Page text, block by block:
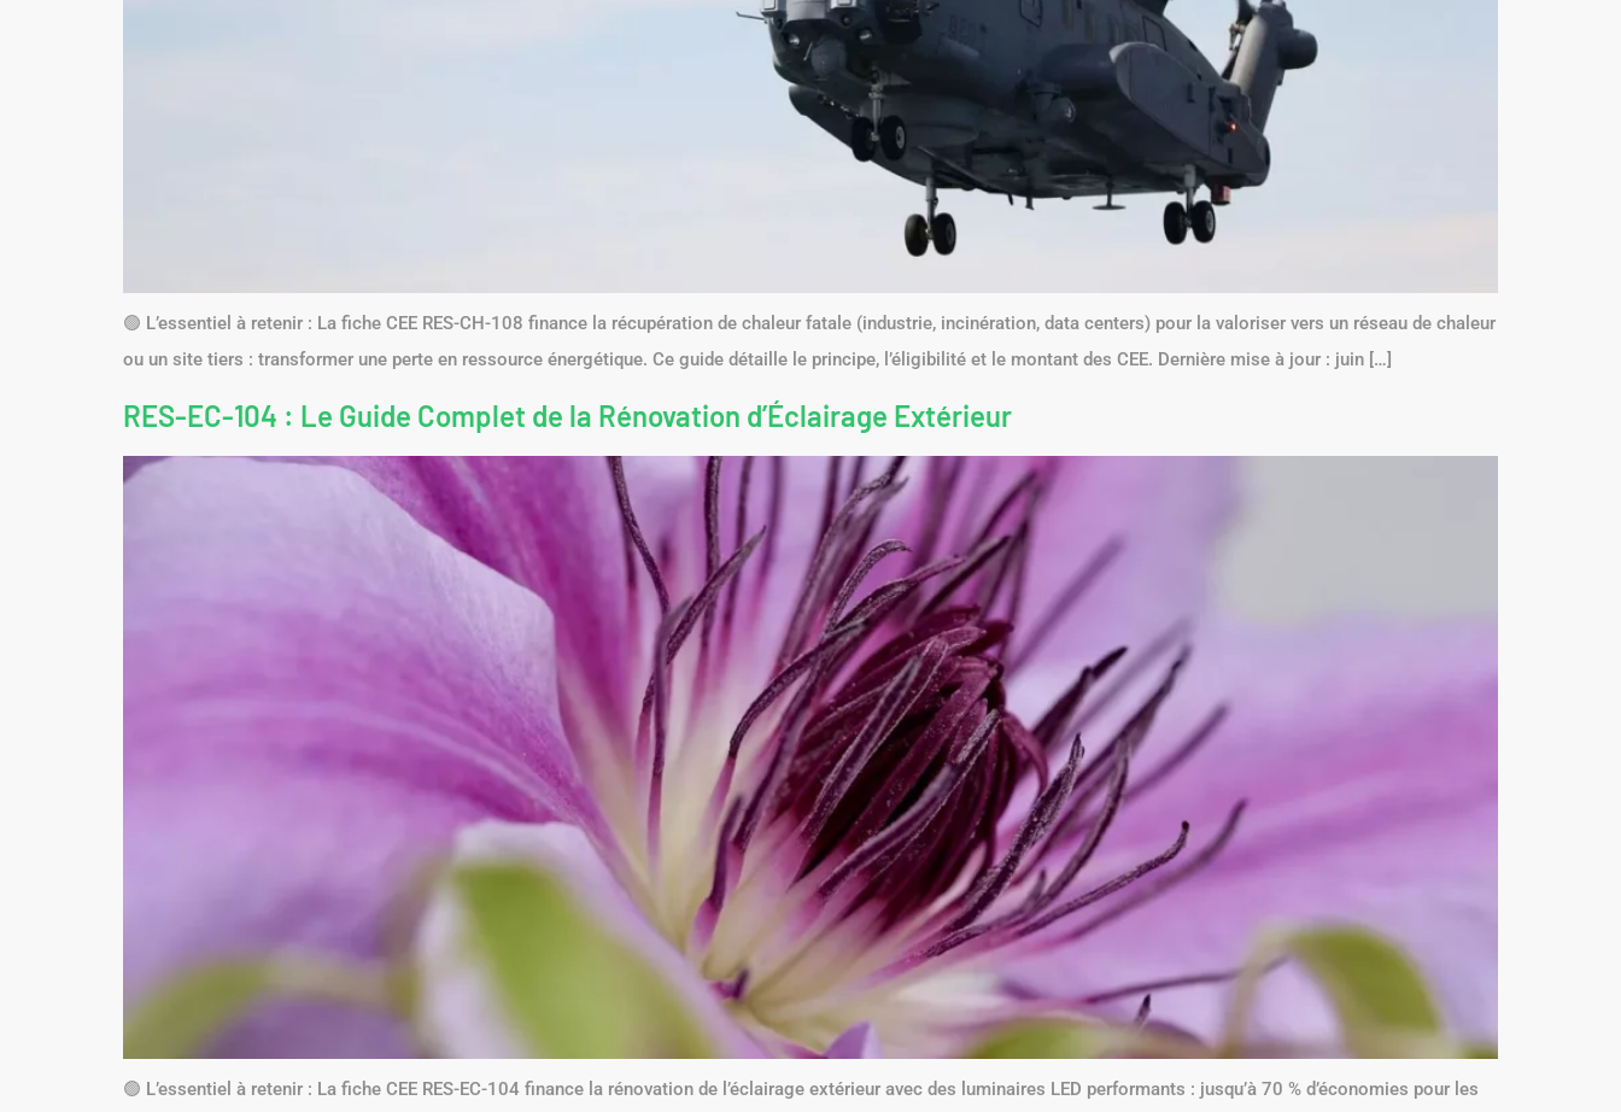
🟢 L’essentiel à retenir : La fiche CEE RES-CH-108 finance la récupération de chaleur fatale (industrie, incinération, data centers) pour la valoriser vers un réseau de chaleur
ou un site tiers : transformer une perte en ressource énergétique. Ce guide détaille le principe, l’éligibilité et le montant des CEE. Dernière mise à jour : juin […]
RES-EC-104 : Le Guide Complet de la Rénovation d’Éclairage Extérieur
🟢 L’essentiel à retenir : La fiche CEE RES-EC-104 finance la rénovation de l’éclairage extérieur avec des luminaires LED performants : jusqu’à 70 % d’économies pour les